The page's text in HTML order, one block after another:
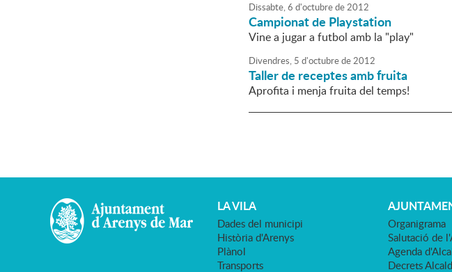
Dissabte,6 d'octubrede2012
Campionat de Playstation
Vine a jugar a futbol amb la "play"
Divendres, 5 d'octubrede2012
Taller de receptes amb fruita
Aprofita i menja fruita del temps!
LA VILA
Dades del municipi
Història d'Arenys
Plànol
Transports
Organigrama
Salutació de
Agenda
Decrets